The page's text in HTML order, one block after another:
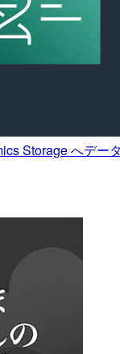
Storage へデー